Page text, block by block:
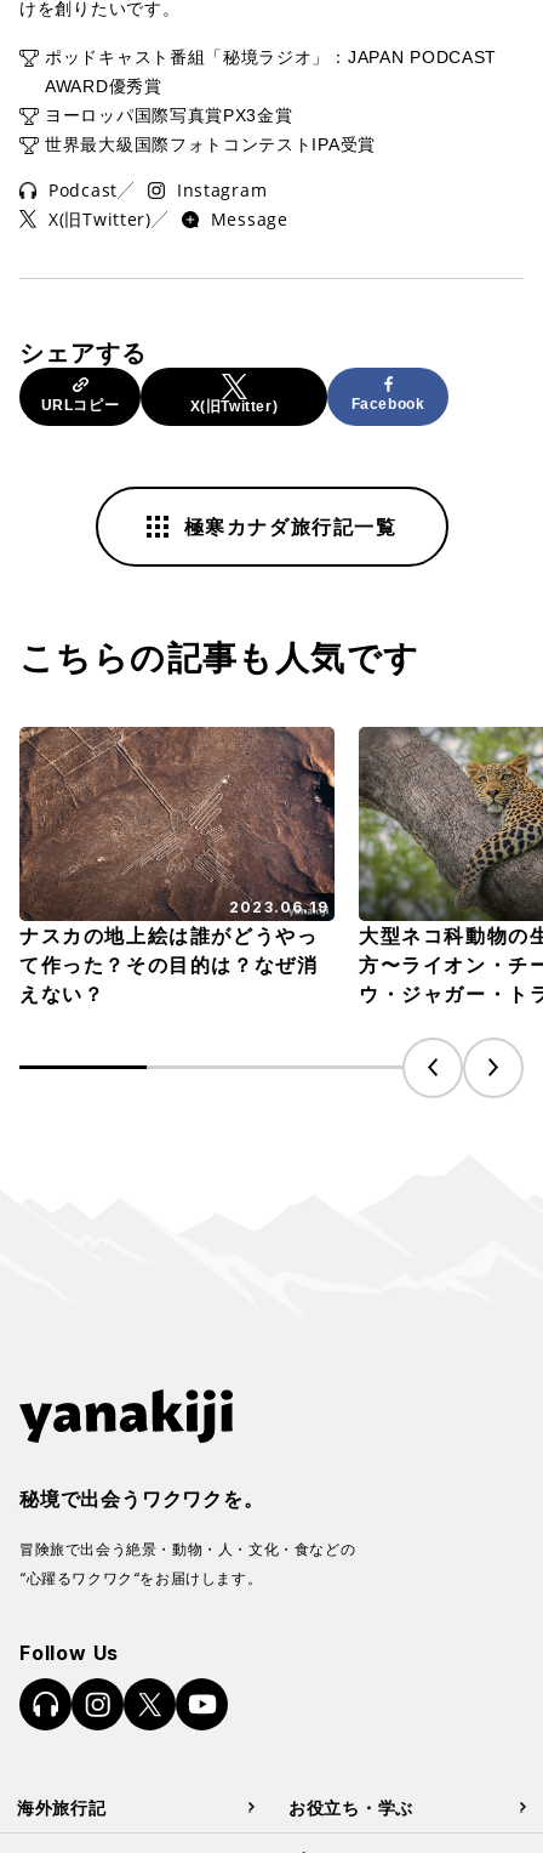
けを創りたいです。
ポッドキャスト番組「秘境ラジオ」：JAPAN PODCAST
AWARD優秀賞
ヨーロッパ国際写真賞PX3金賞
世界最大級国際フォトコンテストIPA受賞
Podcast
Instagram
X(旧Twitter)
Message
シェアする
URLコピー X(旧Twitter) Facebook
極寒カナダ旅行記一覧
こちらの記事も人気です
2023.06.19
ナスカの地上絵は誰がどうやっ
て作った？その目的は？なぜ消
えない？
大型ネコ科動物の
方〜ライオン・チ
ウ・ジャガー・ト
秘境で出会うワクワクを。
冒険旅で出会う絶景・動物・人・文化・食などの
“心躍るワクワク“をお届けします。
Follow Us
海外旅行記
お役立ち・学ぶ